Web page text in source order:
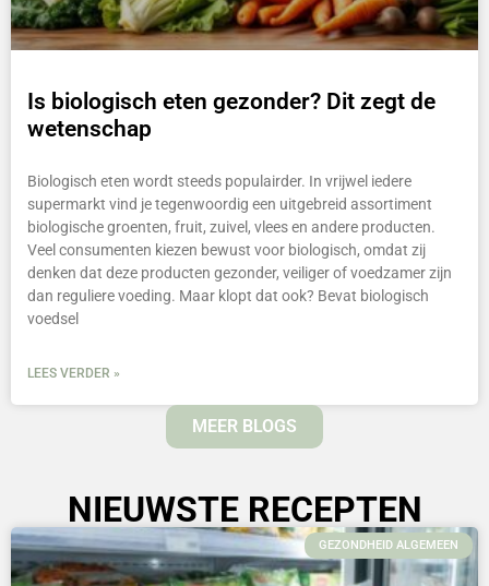
Is biologisch eten gezonder? Dit zegt de
wetenschap
Biologisch eten wordt steeds populairder. In vrijwel iedere
supermarkt vind je tegenwoordig een uitgebreid assortiment
biologische groenten, fruit, zuivel, vlees en andere producten.
Veel consumenten kiezen bewust voor biologisch, omdat zij
denken dat deze producten gezonder, veiliger of voedzamer zijn
dan reguliere voeding. Maar klopt dat ook? Bevat biologisch
voedsel
LEES VERDER »
MEER BLOGS
NIEUWSTE RECEPTEN
GEZONDHEID ALGEMEEN